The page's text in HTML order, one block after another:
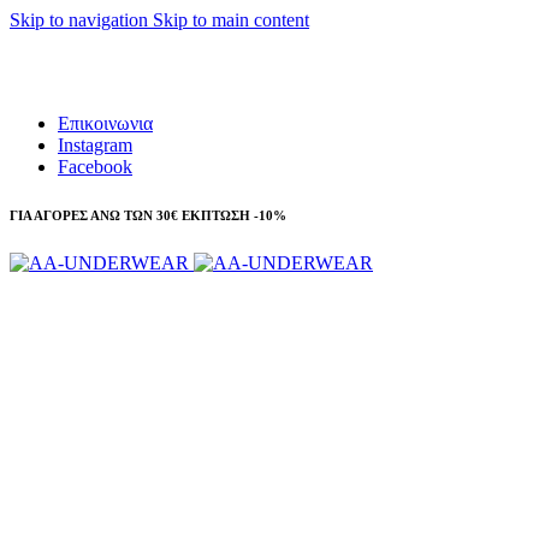
Skip to navigation Skip to main content
Επικοινωνια
Instagram
Facebook
ΓΙΑ ΑΓΟΡΕΣ ΑΝΩ ΤΩΝ 30€ ΕΚΠΤΩΣΗ -10%